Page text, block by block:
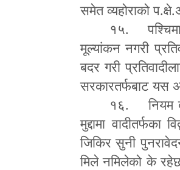
समेत व्यहोराको
१५.
मूल्यांकन नगरी
बदर गरी
सरकारतर्फबाट यस
१६. नियम
मुद्दामा
जिकिर सुनी
मिले नमिलेको के रहेछ